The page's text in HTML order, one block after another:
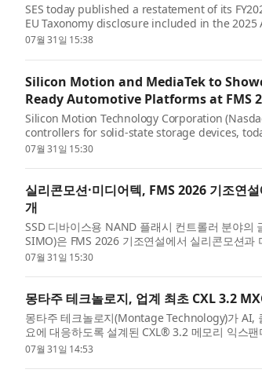
SES today published a restatement of its
EU Taxonomy disclosure included in the
FY2025 EU Taxo...
07월 31일 15:38
Silicon Motion and MediaTek to
Ready Automotive Platforms at FMS
Silicon Motion Technology Corporation
controllers for solid-state storage devices,
FMS 2026 keynote ...
07월 31일 15:30
실리콘모션·미디어텍, FMS 2026 기조연
개
SSD 디바이스용 NAND 플래시 컨트롤러 분야
SIMO)은 FMS 2026 기조연설에서 실리콘모션
성과를 공개...
07월 31일 15:30
몽타주 테크놀로지, 업계 최초 CXL 3.2
몽타주 테크놀로지(Montage Technology)가 AI,
요에 대응하도록 설계된 CXL® 3.2 메모리 익스
칩은 ...
07월 31일 14:53